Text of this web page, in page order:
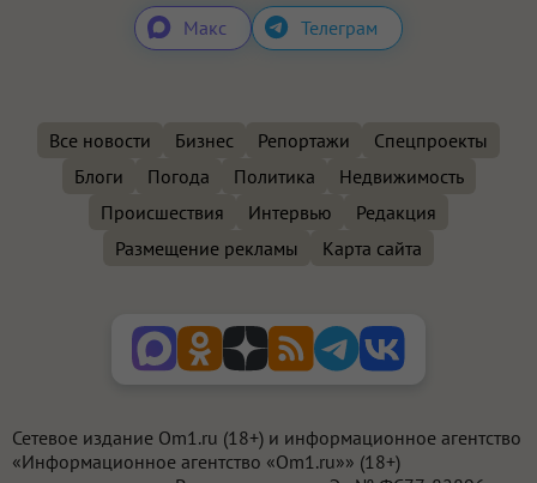
Макс
Телеграм
Все новости Бизнес Репортажи
Спецпроекты
Блоги
Погода Политика
Недвижимость
Происшествия
Интервью
Редакция
Размещение рекламы
Карта сайта
Сетевое издание Om1.ru (18+) и информационное агентство
«Информационное агентство «Om1.ru»» (18+)